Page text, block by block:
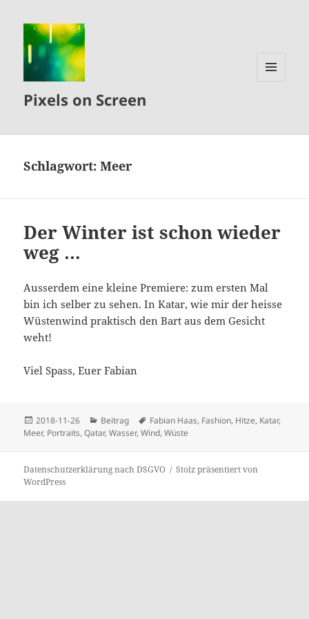
Pixels on Screen
Schlagwort:Meer
Der Winter ist schon wieder
weg …
Ausserdem eine kleine Premiere: zum ersten Mal
bin ich selber zu sehen. In Katar, wie mir der heisse
Wüstenwind praktisch den Bart aus dem Gesicht
weht!
Viel Spass, Euer Fabian
Veröffentlicht
am
2018-11-26 Kategorien
Beitrag Schlagwörter
Fabian Haas, Fashion, Hitze, Katar,
Meer, Portraits,Qatar,Wasser,Wind,Wüste
Datenschutzerklärung nach DSGVO
Stolz präsentiert von
WordPress